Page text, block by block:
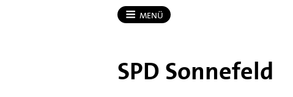
MENÜ
SPD Sonnefeld